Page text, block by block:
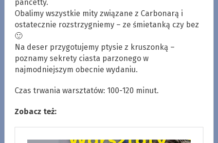
pancetty.
Obalimy wszystkie mity związane z Carbonarą i
ostatecznie rozstrzygniemy – ze śmietanką czy bez
🙂
Na deser przygotujemy ptysie z kruszonką –
poznamy sekrety ciasta parzonego w
najmodniejszym obecnie wydaniu.
Czas trwania warsztatów: 100-120 minut.
Zobacz też: